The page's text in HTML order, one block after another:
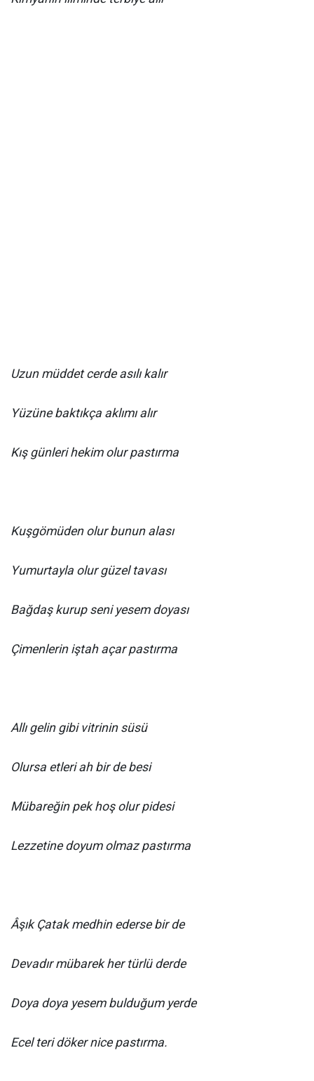
Uzun müddet cerde asılı kalır
Yüzüne baktıkça aklımı alır
Kış günleri hekim olur pastırma
Kuşgömüden olur bunun alası
Yumurtayla olur güzel tavası
Bağdaş kurup seni yesem doyası
Çimenlerin iştah açar pastırma
Allı gelin gibi vitrinin süsü
Olursa etleri ah bir de besi
Mübareğin pek hoş olur pidesi
Lezzetine doyum olmaz pastırma
Âşık Çatak medhin ederse bir de
Devadır mübarek her türlü derde
Doya doya yesem bulduğum yerde
Ecel teri döker nice pastırma.